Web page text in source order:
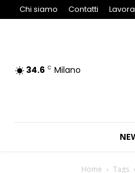
Chi siamo Contatti
34.6 C Milano
Home Tags